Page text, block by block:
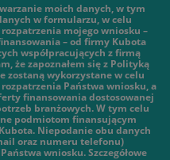
moich danych, w tym
w formularzu, w celu
mojego wniosku –
– od firmy Kubota
współpracujących z firmą
że zapoznałem się z Polityką
zostaną wykorzystane w celu
Państwa wniosku, a
finansowania dostosowanej
branżowych. W tym celu
podmiotom finansującym
Niepodanie obu danych
oraz numeru telefonu)
wniosku. Szczegółowe